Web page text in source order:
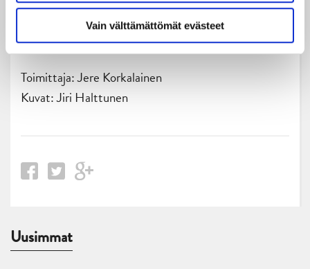
Vain välttämättömät evästeet
Toimittaja: Jere Korkalainen
Kuvat: Jiri Halttunen
Uusimmat